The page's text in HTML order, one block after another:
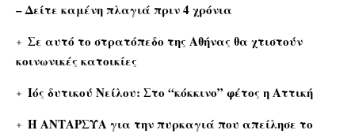
– Δείτε καμένη πλαγιά πριν 4 χρόνια
Σε αυτό το στρατόπεδο της Αθήνας θα χτιστούν
κοινωνικές κατοικίες
Ιός δυτικού Νείλου: Στο “κόκκινο” φέτος η Αττική
Η ΑΝΤΑΡΣΥΑ για την πυρκαγιά που απείλησε το